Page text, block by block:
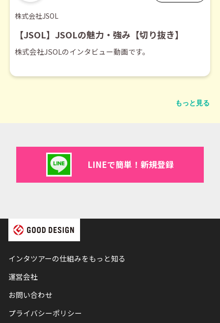
株式会社JSOL
【JSOL】JSOLの魅力・強み【切り抜き】
株式会社JSOLのインタビュー動画です。
もっと見る
LINEで簡単！新規登録
インタツアーの仕組みをもっと知る
運営会社
お問い合わせ
プライバシーポリシー